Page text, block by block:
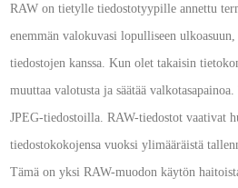
RAW on tietylle tiedostotyypille annettu
enemmän valokuvasi lopulliseen
tiedostojen kanssa. Kun olet takaisin
muuttaa valotusta ja säätää
JPEG-tiedostoilla. RAW-tiedostot vaativat
tiedostokokojensa vuoksi ylimääräistä
Tämä on yksi RAW-muodon käytön